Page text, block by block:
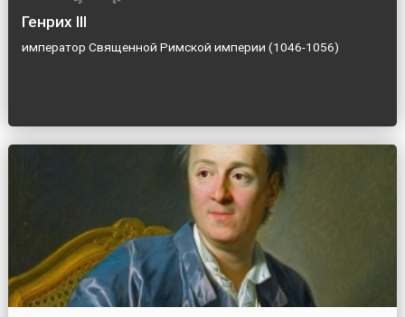
Генрих III
император Священной Римской империи (1046-1056)